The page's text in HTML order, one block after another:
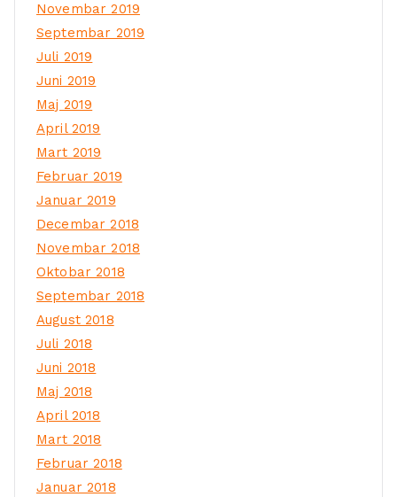
Novembar 2019
Septembar 2019
Juli 2019
Juni 2019
Maj 2019
April 2019
Mart 2019
Februar 2019
Januar 2019
Decembar 2018
Novembar 2018
Oktobar 2018
Septembar 2018
August 2018
Juli 2018
Juni 2018
Maj 2018
April 2018
Mart 2018
Februar 2018
Januar 2018